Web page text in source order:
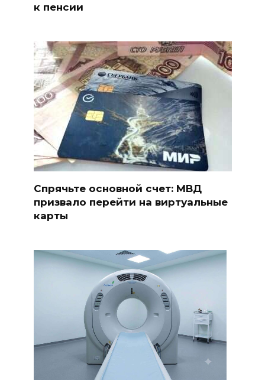
к пенсии
Спрячьте основной счет: МВД
призвало перейти на виртуальные
карты